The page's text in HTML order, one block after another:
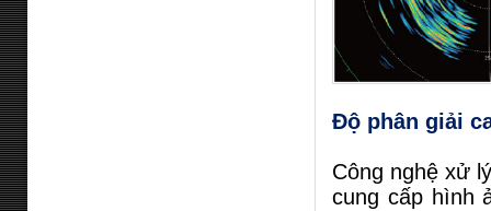
Độ phân giải
Công nghệ xử
cung cấp hình